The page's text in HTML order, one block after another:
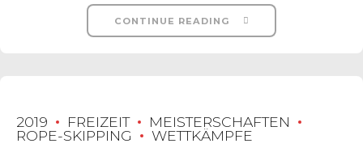
CONTINUE READING
2019 FREIZEIT
MEISTERSCHAFTEN
ROPE-SKIPPING
WETTKÄMPFE